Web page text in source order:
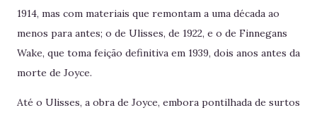
1914, mas com materiais que remontam a uma década ao
menos para antes; o de Ulisses, de 1922, e o de Finnegans
Wake, que toma feição definitiva em 1939, dois anos antes da
morte de Joyce.
Até o Ulisses, a obra de Joyce, embora pontilhada de surtos